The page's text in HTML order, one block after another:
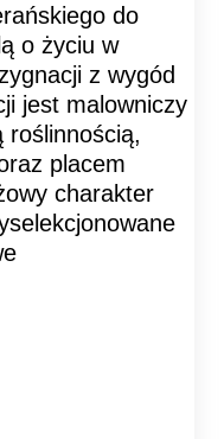
do
o życiu w
z wygód
jest malowniczy
roślinnością,
placem
charakter